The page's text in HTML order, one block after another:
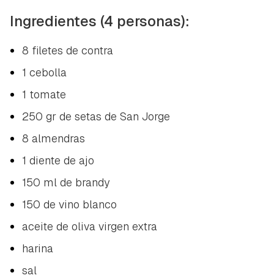
Ingredientes (4 personas):
8 filetes de contra
1 cebolla
1 tomate
250 gr de setas de San Jorge
8 almendras
1 diente de ajo
150 ml de brandy
150 de vino blanco
aceite de oliva virgen extra
harina
sal